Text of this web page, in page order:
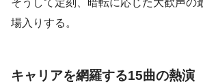
そうして定刻、暗転に応じた大歓声の
場入りする。
キャリアを網羅する15曲の熱演